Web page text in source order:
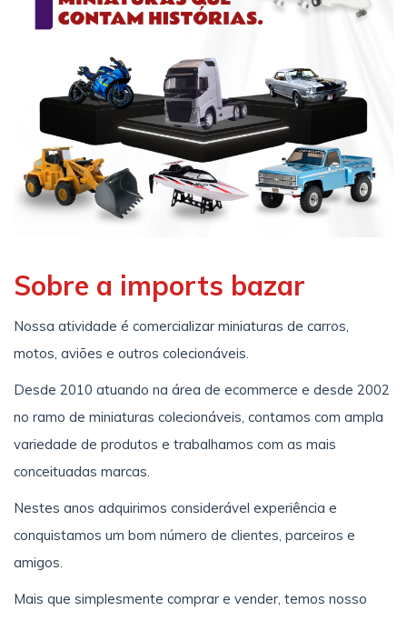
Sobre a imports bazar
Nossa atividade é comercializar miniaturas de carros,
motos, aviões e outros colecionáveis.
Desde 2010 atuando na área de ecommerce e desde 2002
no ramo de miniaturas colecionáveis, contamos com ampla
variedade de produtos e trabalhamos com as mais
conceituadas marcas.
Nestes anos adquirimos considerável experiência e
conquistamos um bom número de clientes, parceiros e
amigos.
Mais que simplesmente comprar e vender, temos nosso